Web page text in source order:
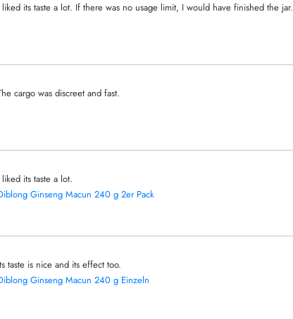
liked its taste a lot. If there was no usage limit, I would have finished the jar.
cargo was discreet and fast.
liked its taste a lot.
Ginseng Macun 240 g 2er Pack
taste is nice and its effect too.
Ginseng Macun 240 g Einzeln